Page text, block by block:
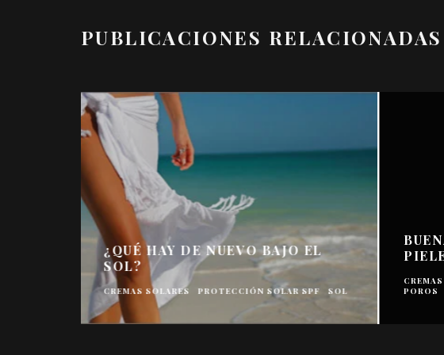
PUBLICACIONES RELACIONADAS
¿QUÉ HAY DE NUEVO BAJO EL
SOL?
CREMAS SOLARES PROTECCIÓN SOLAR SPF SOL
POROS